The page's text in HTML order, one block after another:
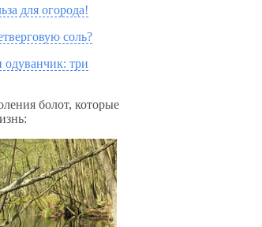
для огорода!
соль?
три
болот, которые